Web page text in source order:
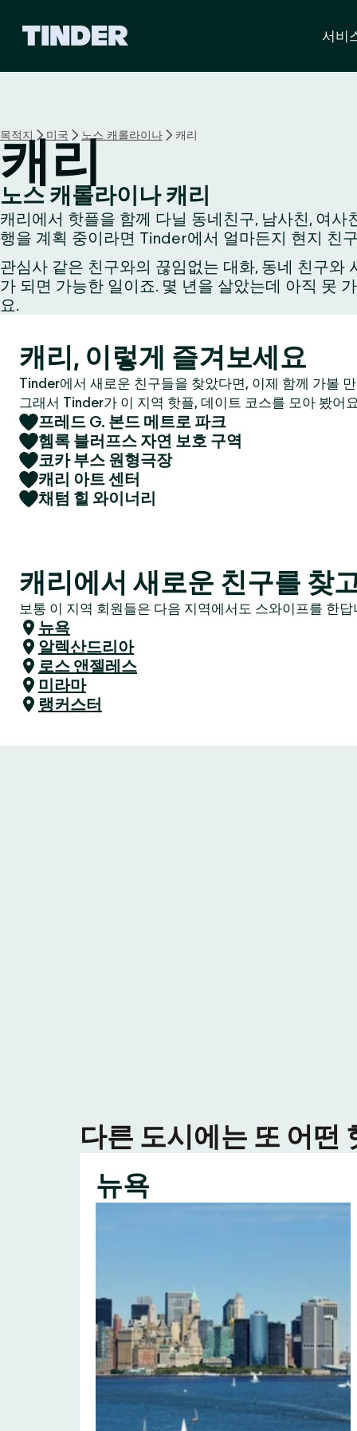
홈
서비
목적지 미국 노스 캐롤라이나 캐리
캐리
노스 캐롤라이나 캐리
캐리에서 핫플을 함께 다닐 동네친구, 남사친, 여
행을 계획 중이라면 Tinder에서 얼마든지 현지 친
관심사 같은 친구와의 끊임없는 대화, 동네 친구
가 되면 가능한 일이죠. 몇 년을 살았는데 아직 못
요.
캐리, 이렇게 즐겨보세요
Tinder에서 새로운 친구들을 찾았다면, 이제 함께 가볼
그래서 Tinder가 이 지역 핫플, 데이트 코스를 모아 봤어
프레드 G. 본드 메트로 파크
헴록 블러프스 자연 보호 구역
코카 부스 원형극장
캐리 아트 센터
채텀 힐 와이너리
캐리에서 새로운 친구를 찾
보통 이 지역 회원들은 다음 지역에서도 스와이프를 한답
뉴욕
알렉산드리아
로스 앤젤레스
미라마
랭커스터
다른 도시에는 또 어떤
뉴욕